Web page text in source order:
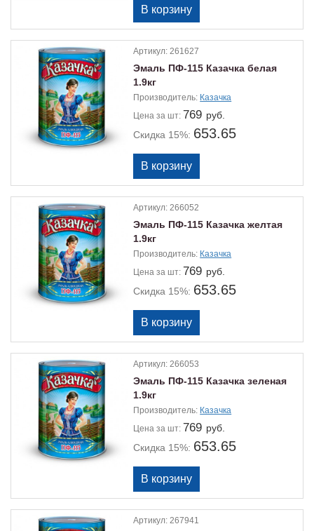
Артикул:261627
Эмаль ПФ-115 Казачка белая
1.9кг
Производитель: Казачка
Цена за шт: 769 руб.
Скидка 15%: 653.65
Артикул:266052
Эмаль ПФ-115 Казачка желтая
1.9кг
Производитель: Казачка
Цена за шт: 769 руб.
Скидка 15%: 653.65
Артикул:266053
Эмаль ПФ-115 Казачка зеленая
1.9кг
Производитель: Казачка
Цена за шт: 769 руб.
Скидка 15%: 653.65
Артикул:267941